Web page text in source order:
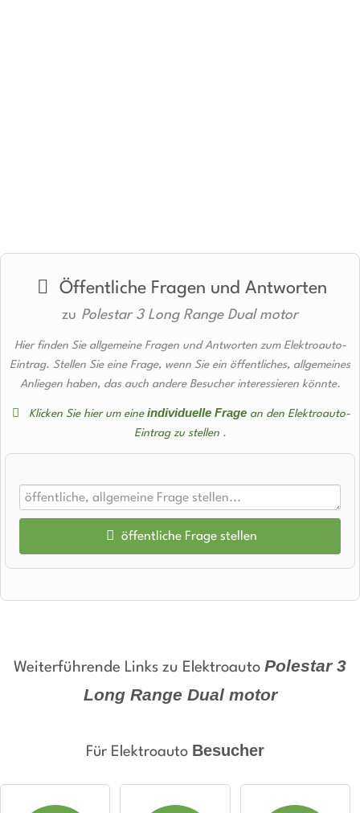
Öffentliche Fragen und Antworten
zu Polestar 3 Long Range Dual motor
Hier finden Sie allgemeine Fragen und Antworten zum Elektroauto-
Eintrag. Stellen Sie eine Frage, wenn Sie ein öffentliches, allgemeines
Anliegen haben, das auch andere Besucher interessieren könnte.
Klicken Sie hier um eine individuelle Fragean den Elektroauto-
Eintrag zu stellen .
öffentliche Frage stellen
Name
Weiterführende Links zu Elektroauto Polestar 3
Long Range Dual motor
Für Elektroauto Besucher